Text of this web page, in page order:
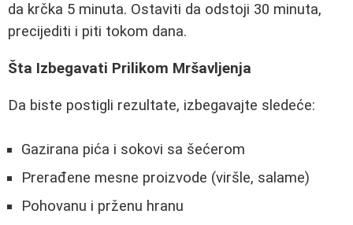
da krčka 5 minuta. Ostaviti da odstoji 30 minuta,
precijediti i piti tokom dana.
Šta Izbegavati Prilikom Mršavljenja
Da biste postigli rezultate, izbegavajte sledeće:
Gazirana pića i sokovi sa šećerom
Prerađene mesne proizvode (viršle, salame)
Pohovanu i prženu hranu